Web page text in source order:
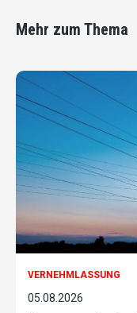
Mehr zum Thema
VERNEHMLASSUNG
05.08.2026